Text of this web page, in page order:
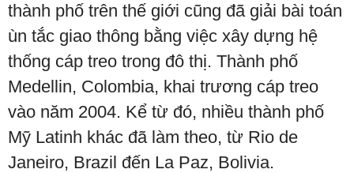
thành phố trên thế giới cũng đã giải bài toán
ùn tắc giao thông bằng việc xây dựng hệ
thống cáp treo trong đô thị. Thành phố
Medellin, Colombia, khai trương cáp treo
vào năm 2004. Kể từ đó, nhiều thành phố
Mỹ Latinh khác đã làm theo, từ Rio de
Janeiro, Brazil đến La Paz, Bolivia.